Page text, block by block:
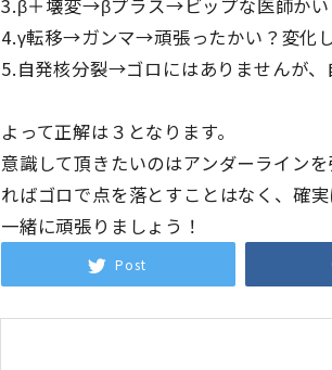
4.γ転移→ガンマ→頑張ったかい？変化
5.自発核分裂→ゴロにはありませんが、
よって正解は３となります。
意識して頂きたいのはアンダーライン
ればゴロで点を落とすことはなく、確
一緒に頑張りましょう！
Post